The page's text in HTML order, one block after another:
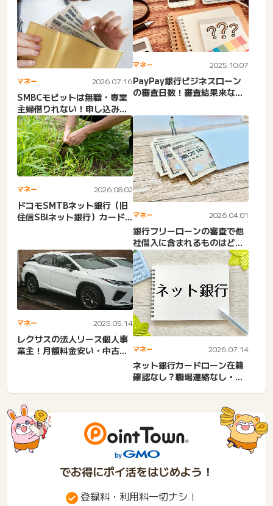
マネー 2026.07.16
SMBCモビットは無職・専業
主婦借りれない！申し込み不
可。審査落ちる理由と審査...
マネー 2025.10.07
PayPay銀行ビジネスローン
の審査日数！審査結果来な
マネー 2026.08.02
ドコモSMTBネット銀行（旧
住信SBIネット銀行）カード
マネー 2026.04.01
銀行フリーローンの審査で他
社借入に含まれるものはどこ
まで？キャッシングなど借
入...
マネー 2025.05.14
レクサスの法人リース個人事
業主！月額料金安い・中古
マネー 2026.07.14
ネット銀行カードローン在籍
確認なし？職場連絡なし・電
でお得にポイ活をはじめよう！
登録料・利用料一切ナシ！